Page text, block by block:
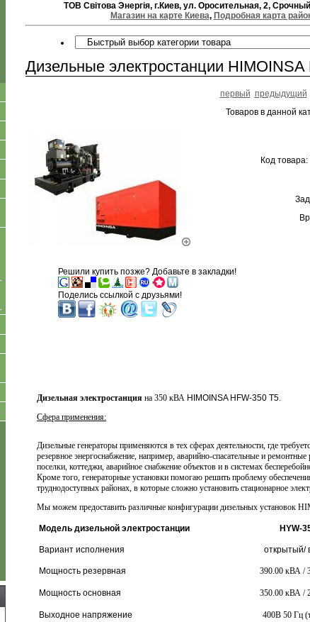
ТОВ Свiтова Энергiя, г.Киев, ул. Оросительная, 2,
Магазин на карте Киева, Подробная карта
Дизельные электростанции HIMOINSA
первый предыдущий
Товаров в данной
Решили купить позже? Добавьте в закладки!
'
Поделись ссылкой с друзьями!
Код
Дизельная электростанция на 350 кВА HIMOINSA HFW-350 T5.
Сфера применения:
Дизельные генераторы применяются в тех сферах деятельности, где
резервное энергоснабжение, например, аварийно-спасательные и
поселки, коттеджи, аварийное снабжение объектов и в системах
Кроме того, генераторные установки помогаю решить проблему
труднодоступных районах, в которые сложно установить стационарное
Мы можем предоставить различные конфигурации дизельных установок
Модель дизельной электростанции HYW-
Вариант исполнения открытый/
Мощность резервная 390.00 кВА /
Мощность основная 350.00 кВА /
Выходное напряжение 400В 50 Гц